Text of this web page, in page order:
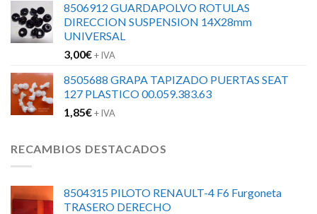
8506912 GUARDAPOLVO ROTULAS
DIRECCION SUSPENSION 14X28mm
UNIVERSAL
3,00€+ IVA
8505688 GRAPA TAPIZADO PUERTAS SEAT
127 PLASTICO 00.059.383.63
1,85€+ IVA
RECAMBIOS DESTACADOS
8504315 PILOTO RENAULT-4 F6 Furgoneta
TRASERO DERECHO